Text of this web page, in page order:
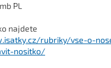
PL
najdete
rubriky/vse-o-
nositko/